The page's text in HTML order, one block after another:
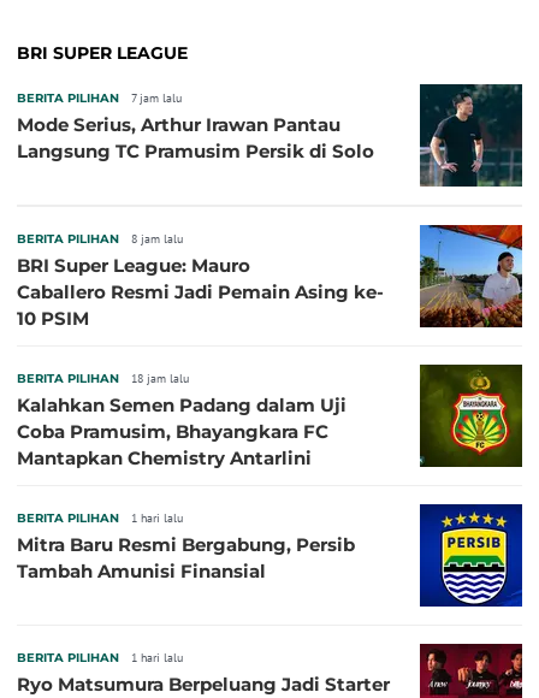
BRI SUPER LEAGUE
BERITA PILIHAN 7 jam lalu
Mode Serius, Arthur Irawan Pantau
Langsung TC Pramusim Persik di Solo
BERITA PILIHAN 8 jam lalu
BRI Super League: Mauro
Caballero Resmi Jadi Pemain Asing ke-
10 PSIM
BERITA PILIHAN 18 jam lalu
Kalahkan Semen Padang dalam Uji
Coba Pramusim, Bhayangkara FC
Mantapkan Chemistry Antarlini
BERITA PILIHAN 1 hari lalu
Mitra Baru Resmi Bergabung, Persib
Tambah Amunisi Finansial
BERITA PILIHAN 1 hari lalu
Ryo Matsumura Berpeluang Jadi Starter